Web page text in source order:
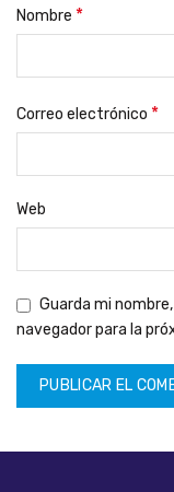
Nombre *
Correo electrónico *
Web
Guarda mi
navegador para la